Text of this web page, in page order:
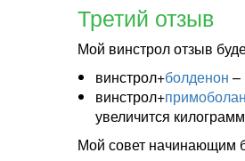
Третий отзыв
Мой винстрол отзыв
винстрол+болденон –
винстрол+примоболан
увеличится
Мой совет начинающим